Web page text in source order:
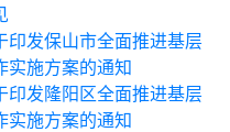
印发保山市全面推进基层
实施方案的通知
印发隆阳区全面推进基层
实施方案的通知